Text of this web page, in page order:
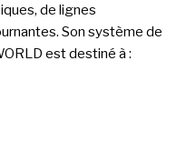
de lignes
Son système de
est destiné à :